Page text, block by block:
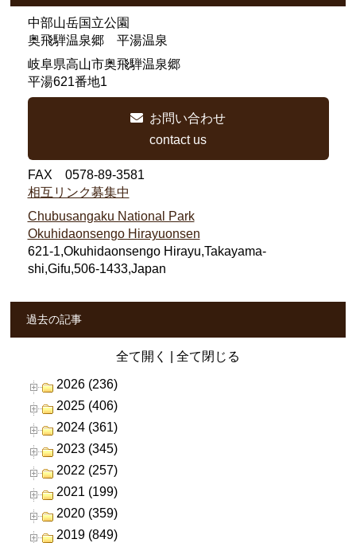
中部山岳国立公園
奥飛騨温泉郷 平湯温泉
岐阜県高山市奥飛騨温泉郷
平湯621番地1
お問い合わせ
contact us
FAX 0578-89-3581
相互リンク募集中
Chubusangaku National Park
Okuhidaonsengo Hirayuonsen
621-1,Okuhidaonsengo Hirayu,Takayama-
shi,Gifu,506-1433,Japan
過去の記事
全て開く 全て閉じる
2026 (236)
2025 (406)
2024 (361)
2023 (345)
2022 (257)
2021 (199)
2020 (359)
2019 (849)